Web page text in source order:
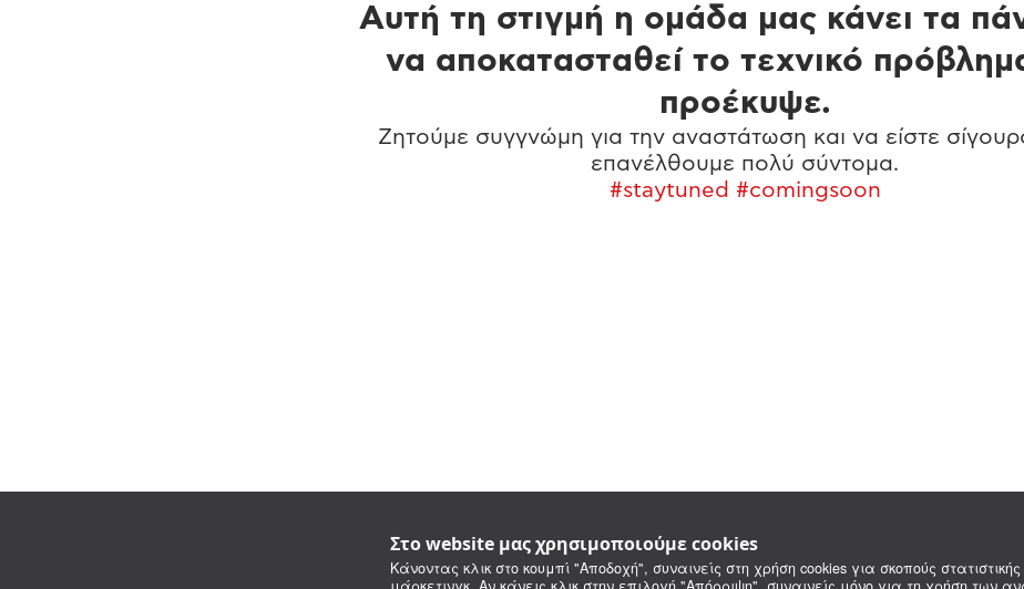
Στο website μας χρησιμοποιούμε cookies
Κάνοντας κλικ στο κουμπί "Αποδοχή", συναινείς στη χρήση cookies για σκοπούς στατιστικής
Αυτή τη στιγμή η ομάδα μας κάνει τα
να αποκατασταθεί το τεχνικό
προέκυψε.
Ζητούμε συγγνώμη για την αναστάτωση και να είστε
επανέλθουμε πολύ σύντομα.
#staytuned #comingsoon